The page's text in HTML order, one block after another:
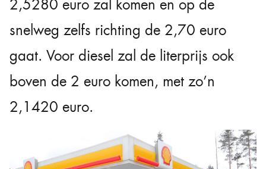
2,5280 euro zal komen en op de
snelweg zelfs richting de 2,70 euro
gaat. Voor diesel zal de literprijs ook
boven de 2 euro komen, met zo’n
2,1420 euro.